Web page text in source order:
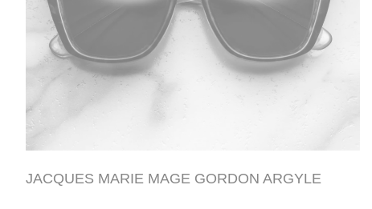
JACQUES MARIE MAGE GORDON ARGYLE